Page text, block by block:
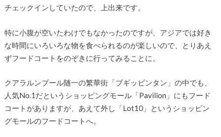
チェックインしていたので、上出来です。
特に小腹が空いたわけでもなかったのですが、アジアでは好き
な時間にいろいろな物を食べられるのが楽しいので、とりあえ
ずフードコートをのぞきに行ってみることに。
クアラルンプール随一の繁華街「ブギッビンタン」の中でも、
人気No.1だというショッピングモール「Pavilion」にもフード
コートがありますが、あえて外し「Lot10」というショッピン
グモールのフードコートへ。